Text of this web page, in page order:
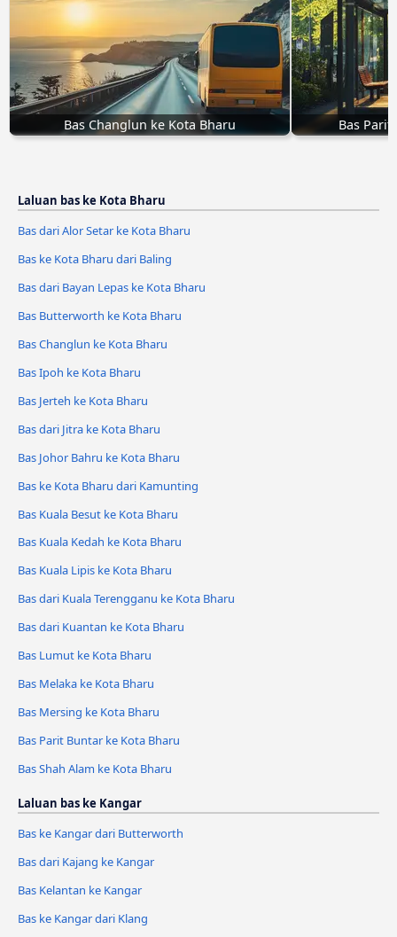
Bas Changlun ke Kota Bharu Bas
Laluan bas ke Kota Bharu
Bas dari Alor Setar ke Kota Bharu
Bas ke Kota Bharu dari Baling
Bas dari Bayan Lepas ke Kota Bharu
Bas Butterworth ke Kota Bharu
Bas Changlun ke Kota Bharu
Bas Ipoh ke Kota Bharu
Bas Jerteh ke Kota Bharu
Bas dari Jitra ke Kota Bharu
Bas Johor Bahru ke Kota Bharu
Bas ke Kota Bharu dari Kamunting
Bas Kuala Besut ke Kota Bharu
Bas Kuala Kedah ke Kota Bharu
Bas Kuala Lipis ke Kota Bharu
Bas dari Kuala Terengganu ke Kota Bharu
Bas dari Kuantan ke Kota Bharu
Bas Lumut ke Kota Bharu
Bas Melaka ke Kota Bharu
Bas Mersing ke Kota Bharu
Bas Parit Buntar ke Kota Bharu
Bas Shah Alam ke Kota Bharu
Laluan bas ke Kangar
Bas ke Kangar dari Butterworth
Bas dari Kajang ke Kangar
Bas Kelantan ke Kangar
Bas ke Kangar dari Klang